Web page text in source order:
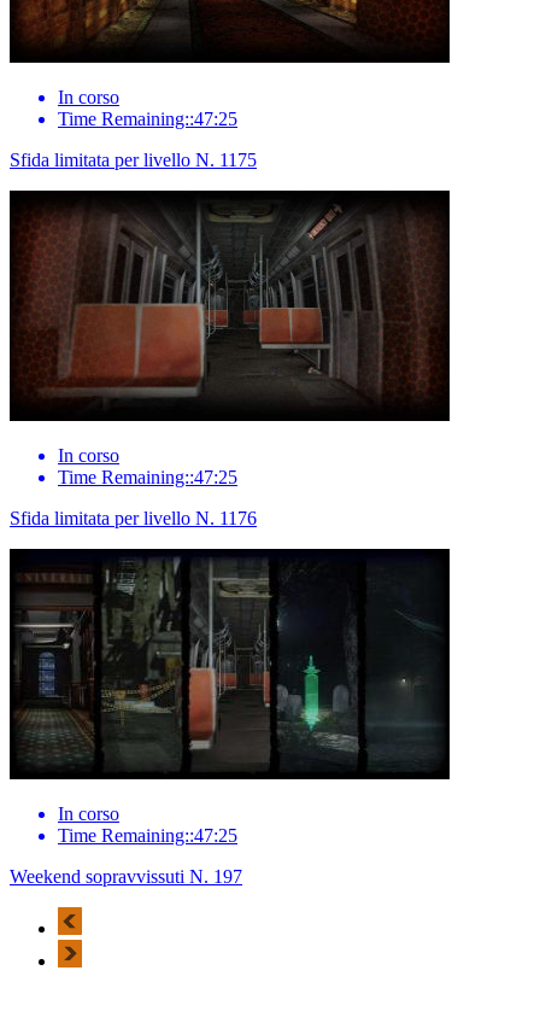
In corso
Time Remaining::47:25
Sfida limitata per livello N. 1175
In corso
Time Remaining::47:25
Sfida limitata per livello N. 1176
In corso
Time Remaining::47:25
Weekend sopravvissuti N. 197